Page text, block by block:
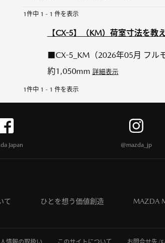
1件中 1 - 1 件を表示
【CX-5】（KM）荷室寸法を教
■CX-5_KM（2026年05月 フル
約1,050mm 詳細表示
1件中 1 - 1 件を表示
Japan @mazda_jp
て ひとを想う価値創造 MAZDA